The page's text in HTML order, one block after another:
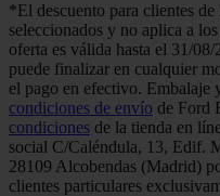
*El descuento para clientes
seleccionados y no aplica a
oferta es válida hasta el 31/
puede finalizar en cualquier
el pago en efectivo. Embalaje
condiciones de envío de Ford
condiciones de la tienda en
social C/Caléndula, 13, Edif.
28109 Alcobendas (Madrid)
clientes particulares